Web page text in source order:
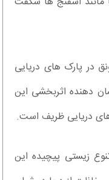
در پارک های دریایی
دهنده اثربخشی این
دریایی ظریف است.
زیستی پیچیده این